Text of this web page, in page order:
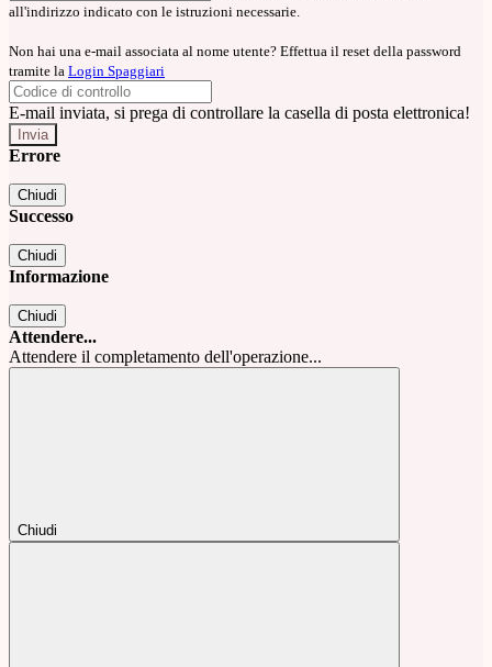
all'indirizzo indicato con le istruzioni necessarie.
Non hai una e-mail associata al nome utente? Effettua il reset della password
tramite la Login Spaggiari
E-mail inviata, si prega di controllare la casella di posta elettronica!
Errore
Chiudi
Successo
Chiudi
Informazione
Chiudi
Attendere...
Attendere il completamento dell'operazione...
Chiudi